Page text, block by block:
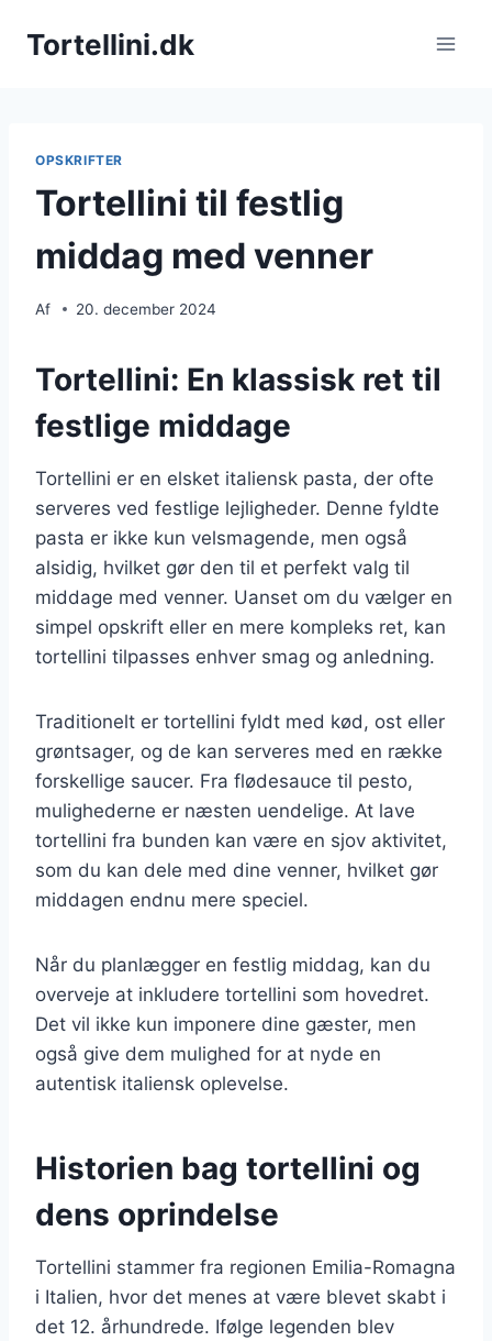
Tortellini.dk
OPSKRIFTER
Tortellini til festlig
middag med venner
Af 20. december 2024
Tortellini: En klassisk ret til
festlige middage
Tortellini er en elsket italiensk pasta, der ofte
serveres ved festlige lejligheder. Denne fyldte
pasta er ikke kun velsmagende, men også
alsidig, hvilket gør den til et perfekt valg til
middage med venner. Uanset om du vælger en
simpel opskrift eller en mere kompleks ret, kan
tortellini tilpasses enhver smag og anledning.
Traditionelt er tortellini fyldt med kød, ost eller
grøntsager, og de kan serveres med en række
forskellige saucer. Fra flødesauce til pesto,
mulighederne er næsten uendelige. At lave
tortellini fra bunden kan være en sjov aktivitet,
som du kan dele med dine venner, hvilket gør
middagen endnu mere speciel.
Når du planlægger en festlig middag, kan du
overveje at inkludere tortellini som hovedret.
Det vil ikke kun imponere dine gæster, men
også give dem mulighed for at nyde en
autentisk italiensk oplevelse.
Historien bag tortellini og
dens oprindelse
Tortellini stammer fra regionen Emilia-Romagna
i Italien, hvor det menes at være blevet skabt i
det 12. århundrede. Ifølge legenden blev